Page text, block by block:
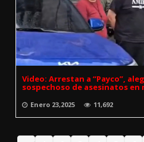
Video: Arrestan a “Payco”,
sospechoso de asesinatos en
Enero 23,2025 11,692